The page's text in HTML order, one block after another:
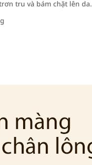
tru và bám chặt lên da.